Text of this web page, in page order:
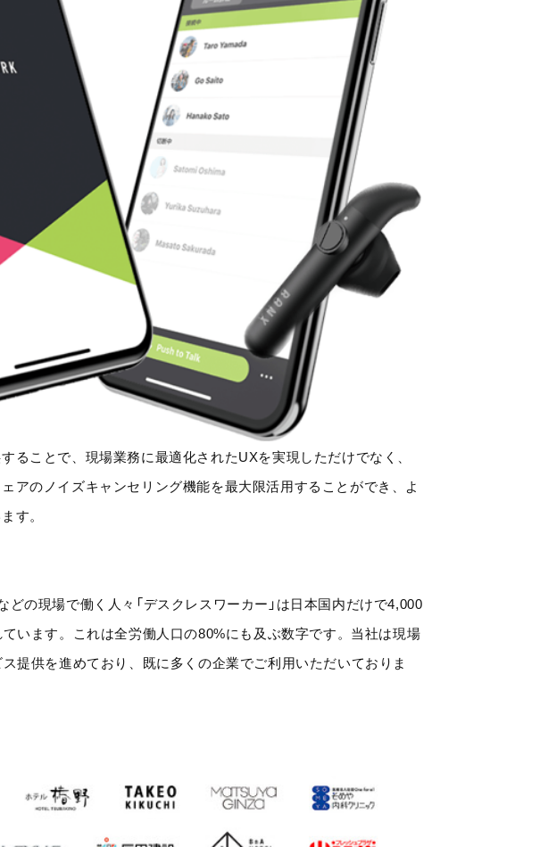
ることで、現場業務に最適化されたUXを実現しただけでなく、
アのノイズキャンセリング機能を最大限活用することができ、よ
す。
どの現場で働く人々「デスクレスワーカー」は日本国内だけで4,000
います。これは全労働人口の80%にも及ぶ数字です。当社は現場
ス提供を進めており、既に多くの企業でご利用いただいておりま